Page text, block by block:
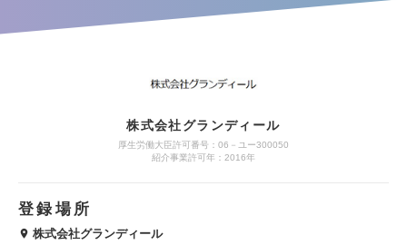
株式会社グランディール
厚生労働大臣許可番号：06－ユー300050
紹介事業許可年：2016年
登録場所
株式会社グランディール